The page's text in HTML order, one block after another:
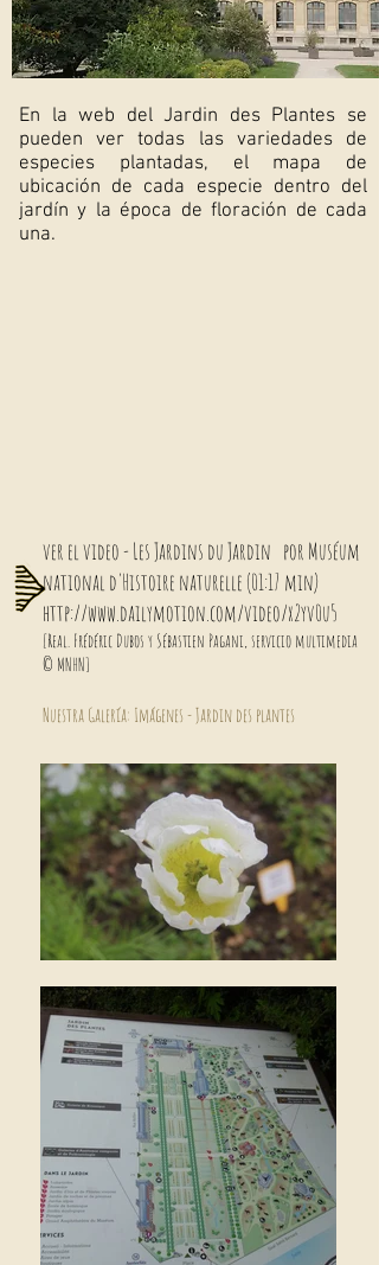
En la web del Jardin des Plantes se
pueden ver todas las variedades de
especies plantadas, el mapa de
ubicación de cada especie dentro del
jardín y la época de floración de cada
una.
ver el video - Les Jardins du Jardin por Muséum
national d'Histoire naturelle (01:17 min)
http://www.dailymotion.com/video/x2yv0u5
[Real. Frédéric Dubos y Sébastien Pagani, servicio multimedia
© MNHN]
Nuestra Galería: Imágenes - Jardin des plantes